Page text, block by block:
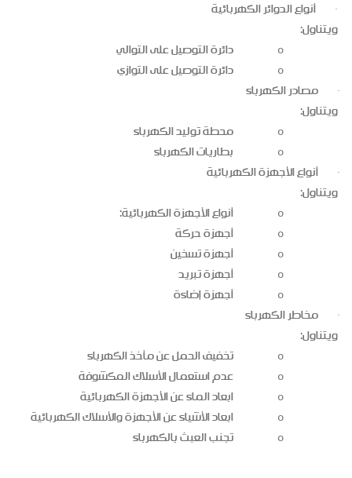
· أنواع الدوائر الكهربائية
ويتناول:
o دائرة التوصيل على التوالي
o دائرة التوصيل على التوازي
· مصادر الكهرباء
ويتناول:
o محطة توليد الكهرباء
o بطاريات الكهرباء
· أنواع الأجهزة الكهربائية
ويتناول:
o أنواع الأجهزة الكهربائية:
o أجهزة حركة
o أجهزة تسخين
o أجهزة تبريد
o أجهزة إضاءة
· مخاطر الكهرباء
ويتناول:
o تخفيف الحمل عن مأخذ الكهرباء
o عدم استعمال الأسلاك المكشوفة
o ابعاد الماء عن الأجهزة الكهربائية
o ابعاد الأشياء عن الأجهزة والأسلاك الكهربائية
o تجنب العبث بالكهرباء